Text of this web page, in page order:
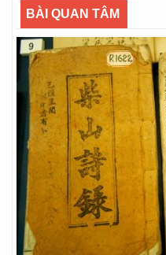
BÀI QUAN TÂM